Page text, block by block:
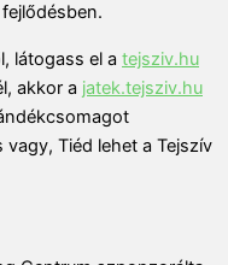
látogass el a tejsziv.hu
akkor a jatek.tejsziv.hu
Tiéd lehet a Tejszív